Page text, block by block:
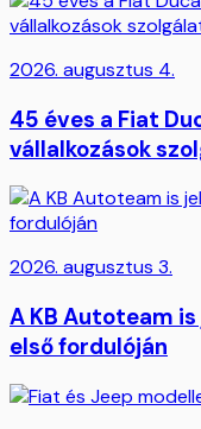
2026. augusztus 4.
45 éves a Fiat
vállalkozások
2026. augusztus 3.
A KB Autoteam
első fordulóján